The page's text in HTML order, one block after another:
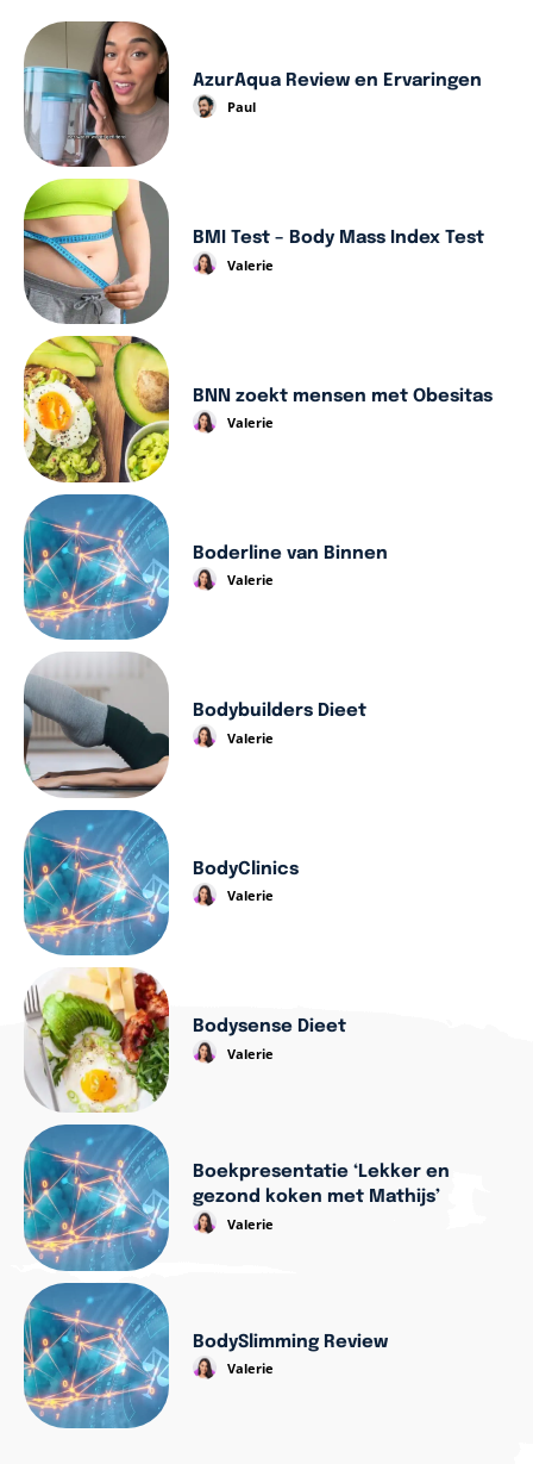
AzurAqua Review en Ervaringen
Paul
BMI Test – Body Mass Index Test
Valerie
BNN zoekt mensen met Obesitas
Valerie
Boderline van Binnen
Valerie
Bodybuilders Dieet
Valerie
BodyClinics
Valerie
Bodysense Dieet
Valerie
Boekpresentatie ‘Lekker en
gezond koken met Mathijs’
Valerie
BodySlimming Review
Valerie